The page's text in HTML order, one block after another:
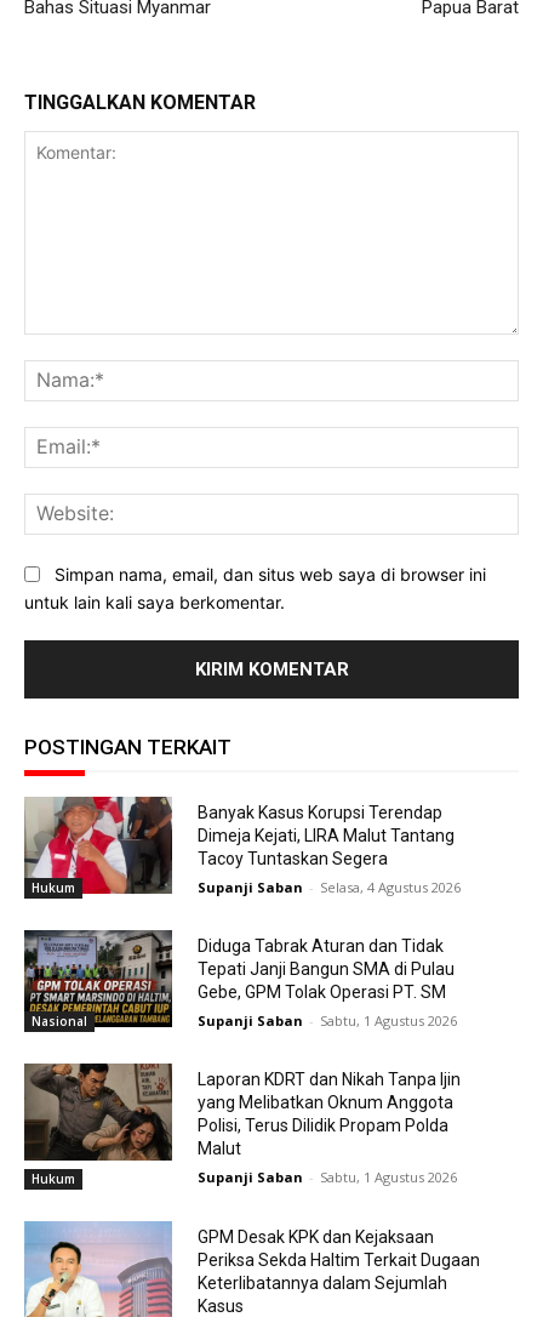
Bahas Situasi Myanmar Papua Barat
TINGGALKAN KOMENTAR
Simpan nama, email, dan situs web saya di browser ini
untuk lain kali saya berkomentar.
POSTINGAN TERKAIT
Hukum
Banyak Kasus Korupsi Terendap
Dimeja Kejati, LIRA Malut Tantang
Tacoy Tuntaskan Segera
Supanji Saban - Selasa, 4 Agustus 2026
Nasional
Diduga Tabrak Aturan dan Tidak
Tepati Janji Bangun SMA di Pulau
Gebe, GPM Tolak Operasi PT. SM
Supanji Saban - Sabtu, 1 Agustus 2026
Hukum
Laporan KDRT dan Nikah Tanpa Ijin
yang Melibatkan Oknum Anggota
Polisi, Terus Dilidik Propam Polda
Malut
Supanji Saban - Sabtu, 1 Agustus 2026
GPM Desak KPK dan Kejaksaan
Periksa Sekda Haltim Terkait Dugaan
Keterlibatannya dalam Sejumlah
Kasus